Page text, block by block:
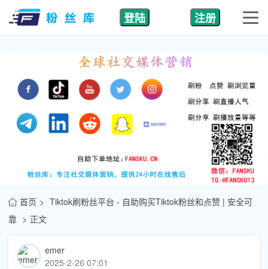
登陆 注册
首页
Tiktok刷粉丝平台 - 自助购买Tiktok粉丝和点赞 | 安全可
靠
正文
emer
2025-2-26 07:01